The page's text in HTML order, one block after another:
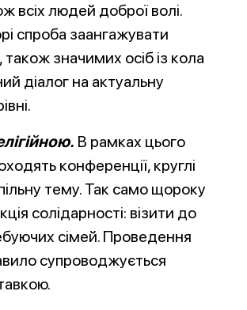
всіх людей доброї волі.
спроба заангажувати
також значимих осіб із кола
діалог на актуальну
В рамках цього
конференції, круглі
тему. Так само щороку
солідарності: візити до
х сімей. Проведення
супроводжується